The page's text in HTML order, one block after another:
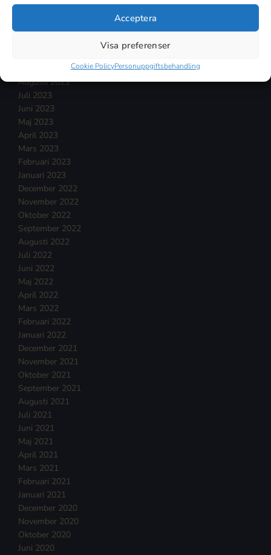
Acceptera
Visa preferenser
Cookie PolicyPersonuppgiftsbehandling
Februari 2024
December 2023
September 2023
Augusti 2023
Juli 2023
Juni 2023
Maj 2023
April 2023
Mars 2023
Februari 2023
Januari 2023
December 2022
November 2022
Oktober 2022
September 2022
Augusti 2022
Juli 2022
Juni 2022
Maj 2022
April 2022
Mars 2022
Februari 2022
Januari 2022
December 2021
November 2021
Oktober 2021
September 2021
Augusti 2021
Juli 2021
Juni 2021
Maj 2021
April 2021
Mars 2021
Februari 2021
Januari 2021
December 2020
November 2020
Oktober 2020
Juni 2020